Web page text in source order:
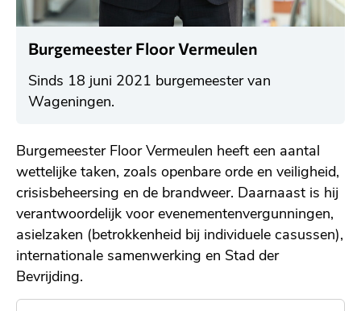
Burgemeester Floor Vermeulen
Sinds 18 juni 2021 burgemeester van
Wageningen.
Burgemeester Floor Vermeulen heeft een aantal
wettelijke taken, zoals openbare orde en veiligheid,
crisisbeheersing en de brandweer. Daarnaast is hij
verantwoordelijk voor evenementenvergunningen,
asielzaken (betrokkenheid bij individuele casussen),
internationale samenwerking en Stad der
Bevrijding.